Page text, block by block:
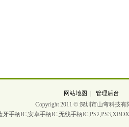
网站地图
管理后台
Copyright 2011 © 深圳市山弯科技有
手柄IC,安卓手柄IC,无线手柄